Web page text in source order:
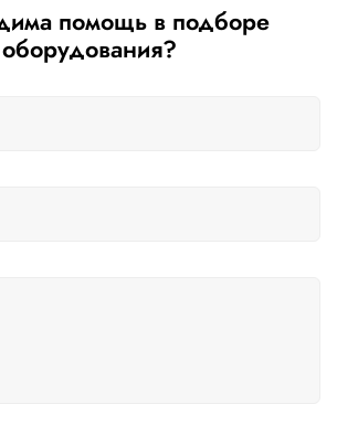
помощь в подборе
оборудования?